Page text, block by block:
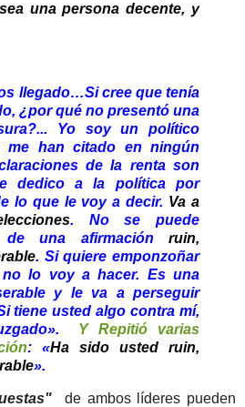
una persona decente, y
llegado…Si cree que tenía
¿por qué no presentó una
Yo soy un político
me han citado en ningún
de la renta son
dedico a la política por
lo que le voy a decir. Va a
. No se puede
de una afirmación ruin,
. Si quiere emponzoñar
lo voy a hacer. Es una
y le va a perseguir
tiene usted algo contra mí,
Y Repitió varias
: «Ha sido usted ruin,
».
de ambos líderes pueden